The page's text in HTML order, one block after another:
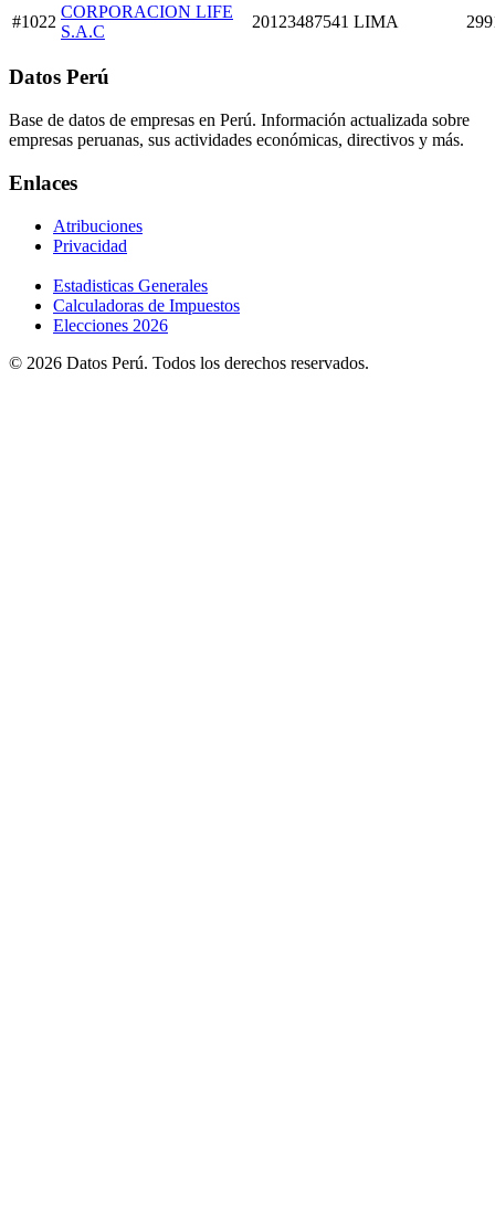
#1022
CORPORACION LIFE
S.A.C
20123487541 LIMA
Datos Perú
Base de datos de empresas en Perú. Información actualizada sobre
empresas peruanas, sus actividades económicas, directivos y más.
Enlaces
Atribuciones
Privacidad
Estadisticas Generales
Calculadoras de Impuestos
Elecciones 2026
© 2026 Datos Perú. Todos los derechos reservados.